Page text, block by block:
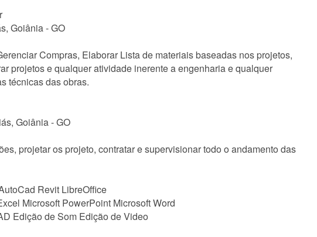
Goiânia - GO
Compras, Elaborar Lista de materiais baseadas nos projetos,
projetos e qualquer atividade inerente a engenharia e qualquer
técnicas das obras.
Goiânia - GO
projetar os projeto, contratar e supervisionar todo o andamento das
Revit LibreOffice
Microsoft PowerPoint Microsoft Word
Edição de Som Edição de Video